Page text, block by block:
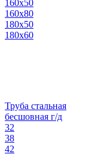
160х50
160х80
180х50
180х60
Труба стальная
бесшовная г/д
32
38
42